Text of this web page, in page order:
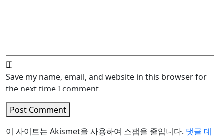
Save my name, email, and website in this browser for
the next time I comment.
이 사이트는 Akismet을 사용하여 스팸을 줄입니다.
이터가 어떻게 처리되는지 알아보세요.